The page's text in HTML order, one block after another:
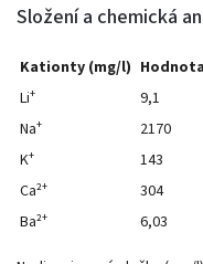
Složení a chemická
Kationty (mg/l) Hodnota
Li⁺
9,1
Na⁺
2170
K⁺
143
Ca²⁺
304
Ba²⁺
6,03